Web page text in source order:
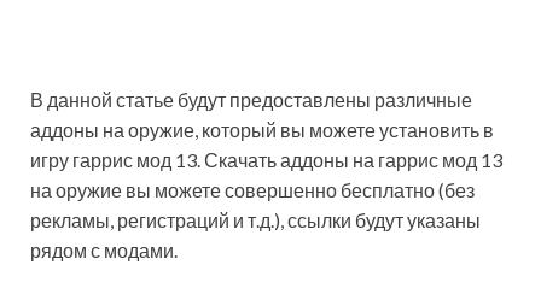
В данной статье будут предоставлены различные
аддоны на оружие, который вы можете установить в
игру гаррис мод 13. Скачать аддоны на гаррис мод 13
на оружие вы можете совершенно бесплатно (без
рекламы, регистраций и т.д.), ссылки будут указаны
рядом с модами.